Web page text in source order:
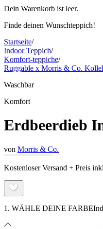
Dein Warenkorb ist leer.
Finde deinen Wunschteppich!
Startseite/
Indoor Teppich/
Komfort-teppiche/
Ruggable x Morris & Co.
Waschbar
Komfort
Erdbeerdieb
von Morris & Co.
Kostenloser Versand + Preis
1. WÄHLE DEINE FARBE